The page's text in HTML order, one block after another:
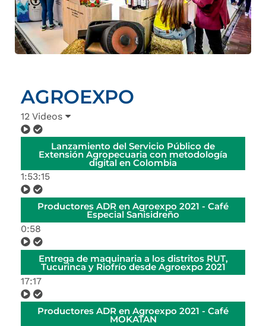
AGROEXPO
12 Videos
Lanzamiento del Servicio Público de
Extensión Agropecuaria con metodología
digital en Colombia
1:53:15
Productores ADR en Agroexpo 2021 - Café
Especial Sanisidreño
0:58
Entrega de maquinaria a los distritos RUT,
Tucurinca y Riofrío desde Agroexpo 2021
17:17
Productores ADR en Agroexpo 2021 - Café
MOKATAN